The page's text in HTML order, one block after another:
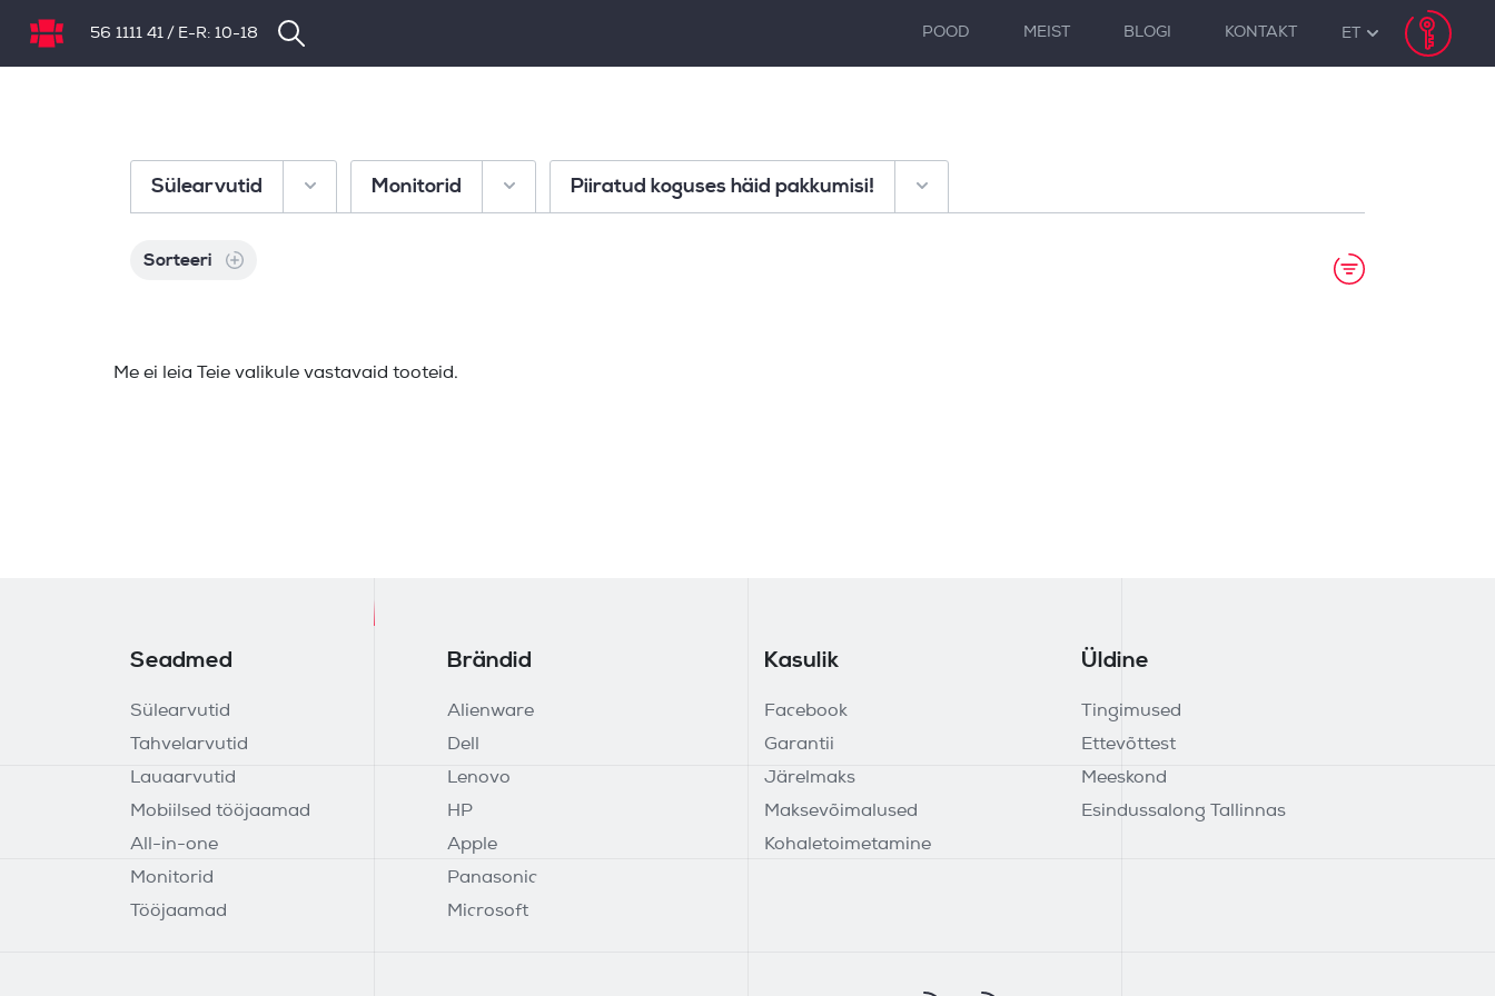
NB.ee
56 1111 41 / E-R: 10-18 POOD MEIST BLOGI KONTAKT ET
Sülearvutid Monitorid Piiratud koguses häid pakkumisi!
Sorteeri
Me ei leia Teie valikule vastavaid tooteid.
Seadmed
Sülearvutid
Tahvelarvutid
Lauaarvutid
Mobiilsed tööjaamad
All-in-one
Monitorid
Tööjaamad
Brändid
Alienware
Dell
Lenovo
HP
Apple
Panasonic
Microsoft
Kasulik
Facebook
Garantii
Järelmaks
Maksevõimalused
Kohaletoimetamine
Üldine
Tingimused
Ettevõttest
Meeskond
Esindussalong Tallinnas